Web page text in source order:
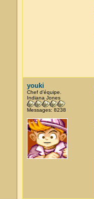
youki
Chef d'équipe.
Indiana Jones
Messages: 8238